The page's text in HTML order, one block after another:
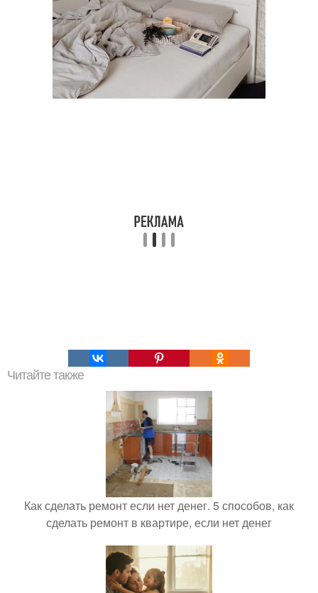
Читайте также
Как сделать ремонт если нет денег. 5 способов, как
сделать ремонт в квартире, если нет денег